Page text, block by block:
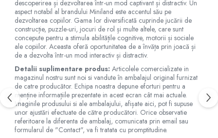
jucaria/produsul copilului. Va rugam sa supravegheati copilul in
timp ce se joaca/foloseste acest produs. Pastrati instructiunile si
etichetele pentru referinte viitoare. Pastrati jucaria/produsul departe
de foc; feriti jucaria/produsul de temperaturi ridicate si umiditate. -
Acest reper este nou si comercializat in ambalajul original pus la
dispozitie de catre producator. Imaginile disponibile au caracter
orientativ si informativ. Nuanta, tonul si intensitatea culorii din
pozele produsului pot varia in functie de ecranul de pe care se
vizualizeaza magazinul online.
descoperirea și dezvoltarea într-un mod captivant și distractiv. Un
aspect notabil al brandului Miniland este accentul său pe
dezvoltarea copiilor. Gama lor diversificată cuprinde jucării de
construcție, puzzle-uri, jocuri de rol și multe altele, care sunt
concepute pentru a stimula abilitățile cognitive, motorii și sociale
ale copiilor. Aceasta oferă oportunitatea de a învăța prin joacă și
de a dezvolta într-un mod interactiv și distractiv.
Detalii suplimentare produs: Articolele comercializate in
magazinul nostru sunt noi si vandute în ambalajul original furnizat
de catre producător. Echipa noastra depune eforturi pentru a
menține informațiile prezentate in acest ecran cât mai actuale.
Imaginile produsului si ale ambalajului, afișate aici, pot fi supuse
unor ajustări efectuate de către producători. Orice observatie
referitoare la diferenta de ambalaj, comunicata prin email sau
formularul de "Contact", va fi tratata cu promptitudine.